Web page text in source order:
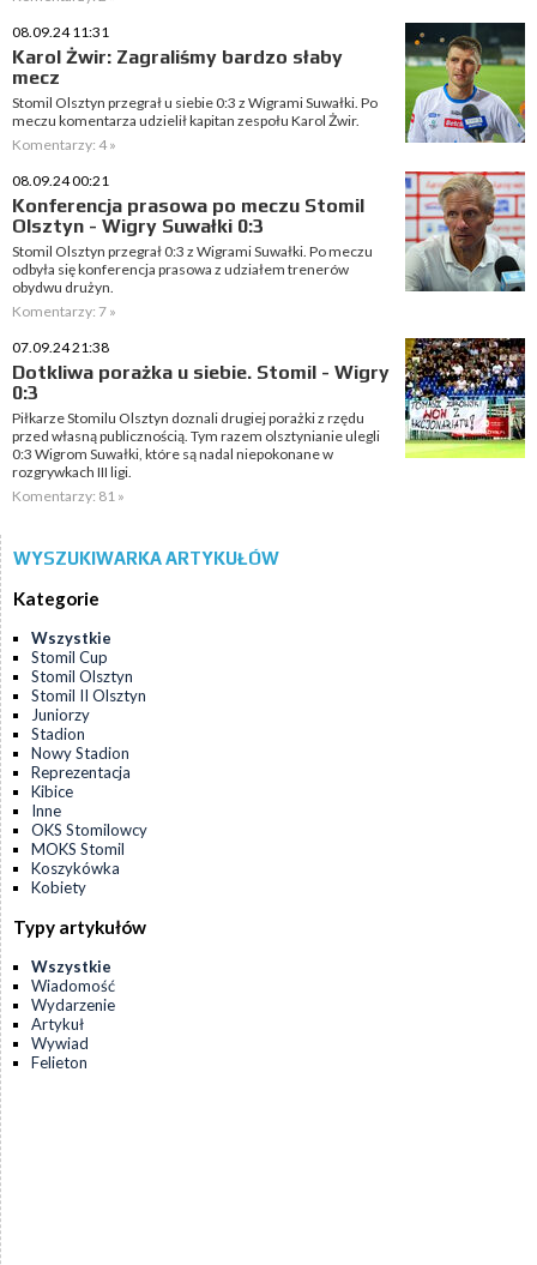
08.09.24 11:31
Karol Żwir: Zagraliśmy bardzo słaby
mecz
Stomil Olsztyn przegrał u siebie 0:3 z Wigrami Suwałki. Po
meczu komentarza udzielił kapitan zespołu Karol Żwir.
Komentarzy: 4 »
08.09.24 00:21
Konferencja prasowa po meczu Stomil
Olsztyn - Wigry Suwałki 0:3
Stomil Olsztyn przegrał 0:3 z Wigrami Suwałki. Po meczu
odbyła się konferencja prasowa z udziałem trenerów
obydwu drużyn.
Komentarzy: 7 »
07.09.24 21:38
Dotkliwa porażka u siebie. Stomil - Wigry
0:3
Piłkarze Stomilu Olsztyn doznali drugiej porażki z rzędu
przed własną publicznością. Tym razem olsztynianie ulegli
0:3 Wigrom Suwałki, które są nadal niepokonane w
rozgrywkach III ligi.
Komentarzy: 81 »
WYSZUKIWARKA ARTYKUŁÓW
Kategorie
Wszystkie
Stomil Cup
Stomil Olsztyn
Stomil II Olsztyn
Juniorzy
Stadion
Nowy Stadion
Reprezentacja
Kibice
Inne
OKS Stomilowcy
MOKS Stomil
Koszykówka
Kobiety
Typy artykułów
Wszystkie
Wiadomość
Wydarzenie
Artykuł
Wywiad
Felieton